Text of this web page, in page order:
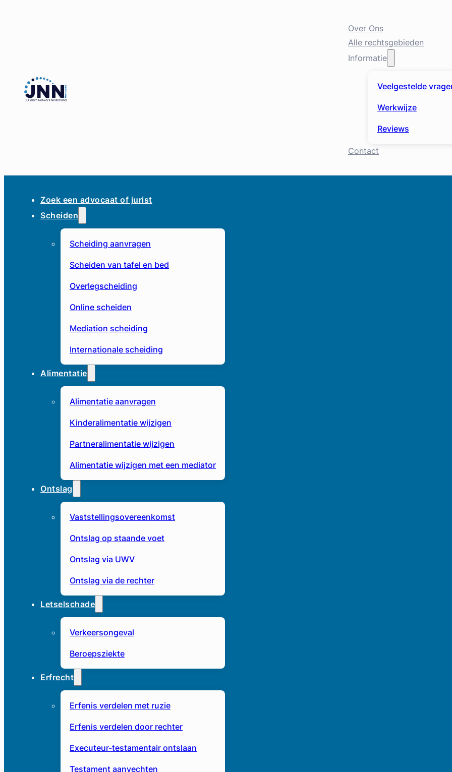
Over Ons
Alle rechtsgebieden
Informatie
Veelgestelde
Werkwijze
Reviews
Contact
Zoek een advocaat of jurist
Scheiden
Scheiding aanvragen
Scheiden van tafel en bed
Overlegscheiding
Online scheiden
Mediation scheiding
Internationale scheiding
Alimentatie
Alimentatie aanvragen
Kinderalimentatie wijzigen
Partneralimentatie wijzigen
Alimentatie wijzigen met een mediator
Ontslag
Vaststellingsovereenkomst
Ontslag op staande voet
Ontslag via UWV
Ontslag via de rechter
Letselschade
Verkeersongeval
Beroepsziekte
Erfrecht
Erfenis verdelen met ruzie
Erfenis verdelen door rechter
Executeur-testamentair ontslaan
Testament aanvechten